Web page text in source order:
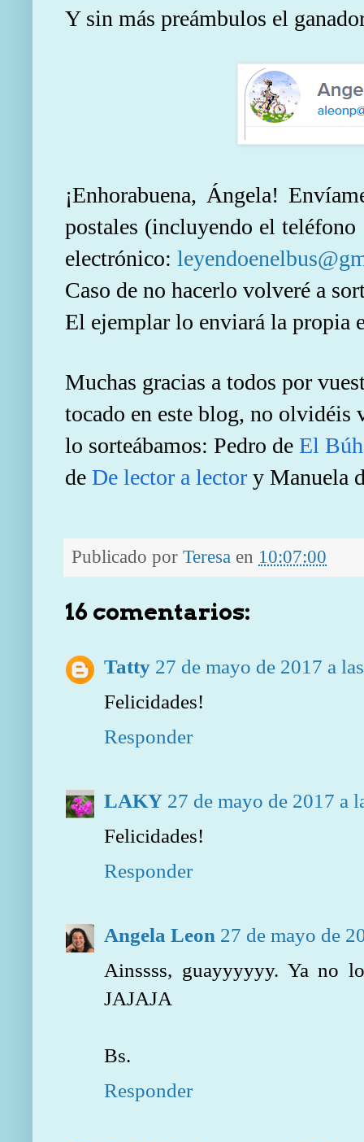
Y sin más preámbulos el
¡Enhorabuena, Ángela!
postales (incluyendo el
electrónico:
Caso de no hacerlo volveré a
El ejemplar lo enviará la propia
Muchas gracias a todos por
tocado en este blog, no olvidéis
lo sorteábamos: Pedro de El
de De lector a lector y Manuela
Publicado por Teresa en 10:07:00
16 comentarios:
Tatty 27 de mayo de 2017 a
Felicidades!
Responder
LAKY 27 de mayo de 2017 a
Felicidades!
Responder
Angela Leon 27 de mayo de
Ainssss, guayyyyyy. Ya no
JAJAJA
Bs.
Responder